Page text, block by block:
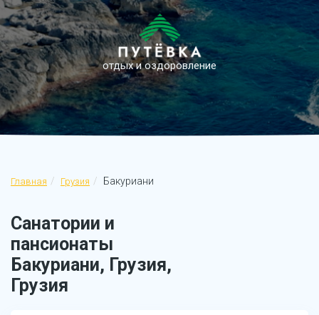
отдых и оздоровление
Главная Грузия Бакуриани
Санатории и
пансионаты
Бакуриани, Грузия,
Грузия